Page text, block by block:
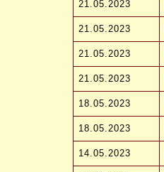
21.05.2023
21.05.2023
21.05.2023
21.05.2023
18.05.2023
18.05.2023
14.05.2023